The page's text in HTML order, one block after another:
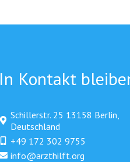
In Kontakt
Schillerstr. 25 13158 Berlin,
Deutschland
+49 172 302 9755
info@arzthilft.org​